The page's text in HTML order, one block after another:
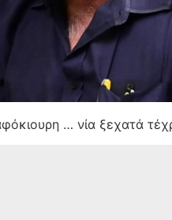
… νία ξεχατά